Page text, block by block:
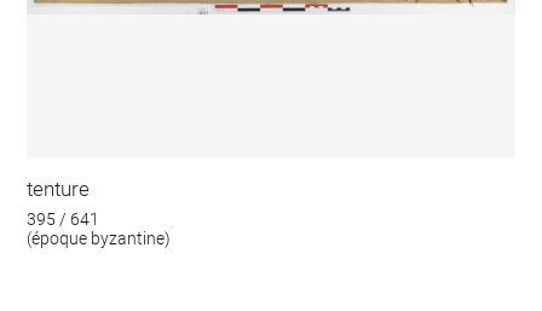
tenture
395 / 641
(époque byzantine)